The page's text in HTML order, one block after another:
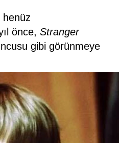
henüz
önce, Stranger
gibi görünmeye